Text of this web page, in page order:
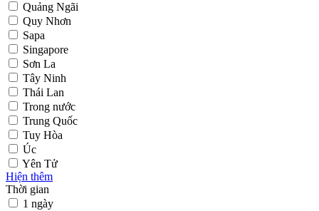
Quảng Ngãi
Quy Nhơn
Sapa
Singapore
Sơn La
Tây Ninh
Thái Lan
Trong nước
Trung Quốc
Tuy Hòa
Úc
Yên Tử
Hiện thêm
Thời gian
1 ngày